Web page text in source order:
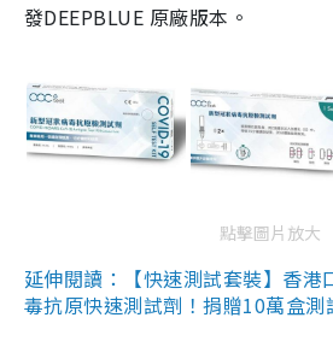
發DEEPBLUE 原廠版本。
點擊圖片放大
延伸閱讀：【快速測試套裝】香港
毒抗原快速測試劑！捐贈10萬盒